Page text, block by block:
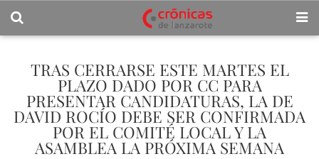
TRAS CERRARSE ESTE MARTES EL
PLAZO DADO POR CC PARA
PRESENTAR CANDIDATURAS, LA DE
DAVID ROCÍO DEBE SER CONFIRMADA
POR EL COMITÉ LOCAL Y LA
ASAMBLEA LA PRÓXIMA SEMANA